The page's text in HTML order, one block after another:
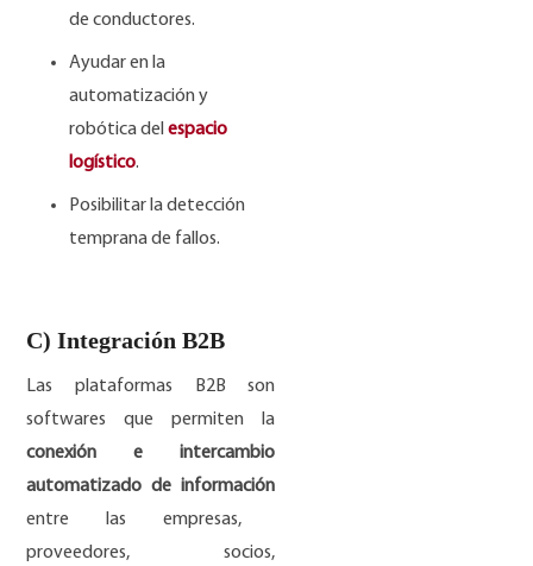
de conductores.
Ayudar en la
automatización y
robótica delespacio
logístico.
Posibilitar la detección
temprana de fallos.
C) Integración B2B
Las plataformas B2B son
softwares que permiten la
conexión e intercambio
automatizado de información
entre las empresas,
proveedores, socios,